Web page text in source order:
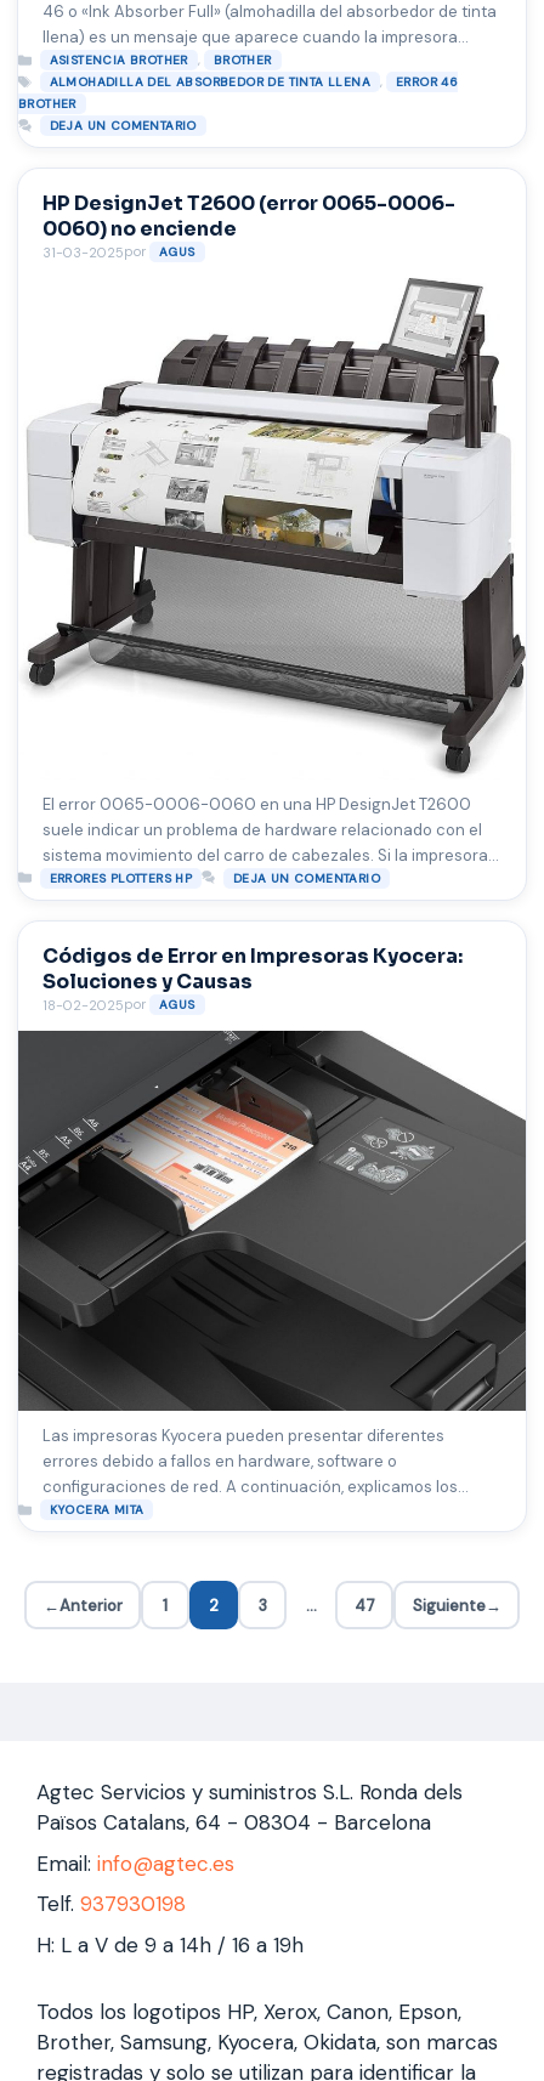
46 o «Ink Absorber Full» (almohadilla del absorbedor de tinta
llena) es un mensaje que aparece cuando la impresora
detecta que ha acumulado demasiada tinta residual dentro
de una esponja interna. Esta esponja absorbe el exceso de
tinta generado durante ciclos de limpieza y …
Categorías
ASISTENCIA BROTHER , BROTHER
Etiquetas
ALMOHADILLA DEL ABSORBEDOR DE TINTA LLENA ,
ERROR 46
BROTHER
DEJA UN COMENTARIO
HP DesignJet T2600 (error 0065-0006-
0060) no enciende
31-03-2025por AGUS
El error 0065-0006-0060 en una HP DesignJet T2600
suele indicar un problema de hardware relacionado con el
sistema movimiento del carro de cabezales. Si la impresora
no enciende y muestra este código (o lo mostró antes de
apagarse y luego no encendió más), aquí hay algunas
Leer más
Categorías
ERRORES PLOTTERS HP DEJA UN COMENTARIO
Códigos de Error en Impresoras Kyocera:
Soluciones y Causas
18-02-2025por AGUS
Las impresoras Kyocera pueden presentar diferentes
errores debido a fallos en hardware, software o
configuraciones de red. A continuación, explicamos los
códigos de error más comunes y cómo solucionarlos.
Errores Comunes en Impresoras Kyocera y Cómo
autenticación de SMB al escanear a una carpeta
compartida.
… Leer más
Categorías
KYOCERA MITA
←Anterior Página
1 Página
2 Página
3 … Página
47 Siguiente→
Agtec Servicios y suministros S.L. Ronda dels
Països Catalans, 64 - 08304 - Barcelona
Email: info@agtec.es
Telf. 937930198
H: L a V de 9 a 14h / 16 a 19h
Todos los logotipos HP, Xerox, Canon, Epson,
Brother, Samsung, Kyocera, Okidata, son marcas
registradas y solo se utilizan para identificar la